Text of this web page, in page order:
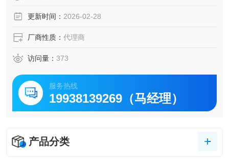
牢固性外壳部仕样的是不锈钢管(SUS304)。设计上经受得起
更新时间： 2026-02-28
厂商性质： 代理商
访问量： 373
服务热线
19938139269（马经理）
产品分类